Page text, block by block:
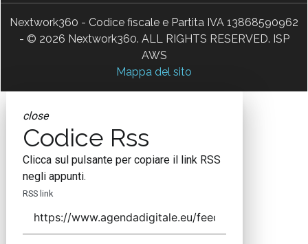
Nextwork360 - Codice fiscale e Partita IVA 13868590962
- © 2026 Nextwork360. ALL RIGHTS RESERVED. ISP
AWS
Mappa del sito
close
Codice Rss
Clicca sul pulsante per copiare il link RSS
negli appunti.
RSS link